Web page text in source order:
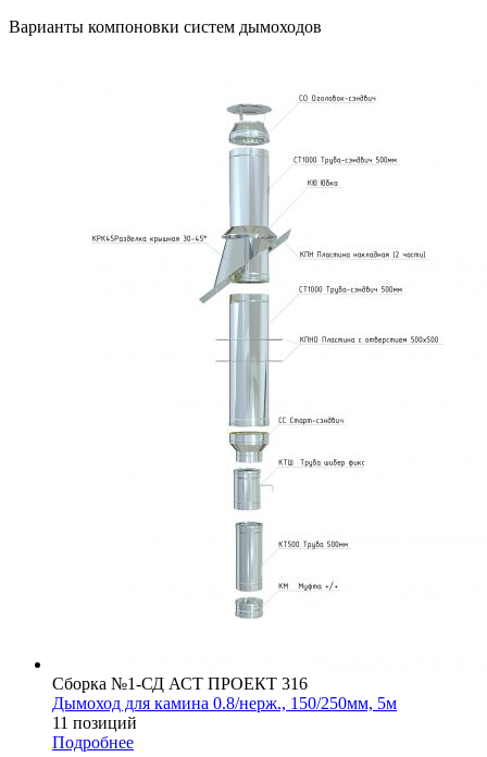
Варианты компоновки систем дымоходов
Сборка №1-СД АСТ ПРОЕКТ 316
Дымоход для камина 0.8/нерж., 150/250мм, 5м
11 позиций
Подробнее